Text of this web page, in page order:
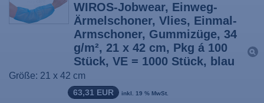
WIROS-Jobwear, Einweg-
Ärmelschoner, Vlies, Einmal-
Armschoner, Gummizüge, 34
g/m², 21 x 42 cm, Pkg á 100
Stück, VE = 1000 Stück, blau
Größe: 21 x 42 cm
63,31 EUR inkl. 19 % MwSt.